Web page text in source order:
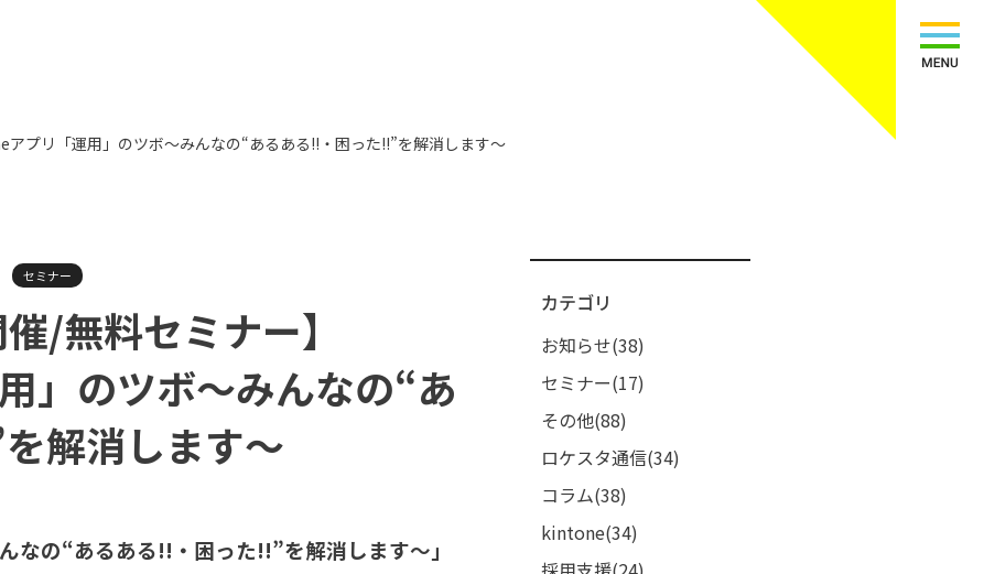
プリ「運用」のツボ〜みんなの“あるある!!・困った!!”を解消します〜
セミナー
/無料セミナー】
」のツボ〜みんなの“あ
解消します〜
なの“あるある!!・困った!!”を解消します〜」
カテゴリ
お知らせ(38)
セミナー(17)
その他(88)
ロケスタ通信(34)
コラム(38)
kintone(34)